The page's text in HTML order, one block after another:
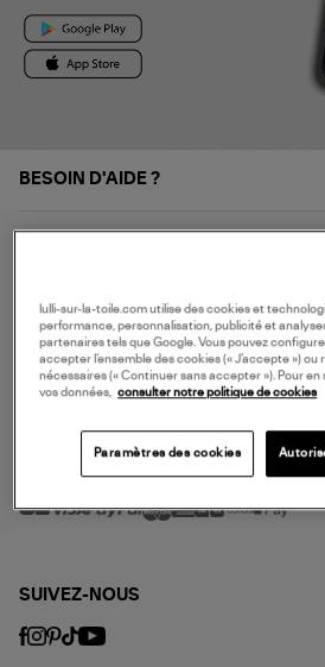
BESOIN D'AIDE ?
NOS SERVICES
SERVICE CLIENT
MODE DE PAIEMENT
SUIVEZ-NOUS
lulli-sur-la-toile.com utilise des cookies et
performance, personnalisation, publicité et
partenaires tels que Google. Vous pouvez
accepter l’ensemble des cookies (« J’accepte »)
nécessaires (« Continuer sans accepter »). Pour en
vos données,
consulter notre politique de cookies
Paramètres des cookies